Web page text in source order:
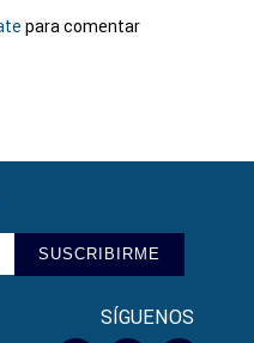
para comentar
SUSCRIBIRME
SÍGUENOS